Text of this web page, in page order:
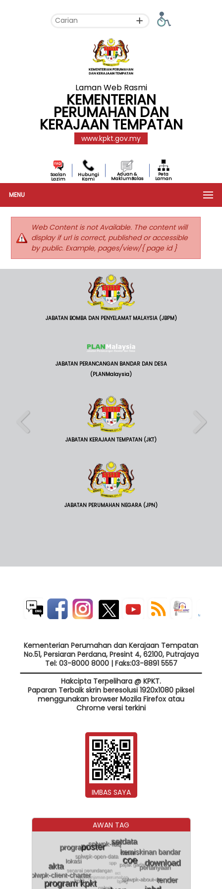
Laman Web Rasmi
KEMENTERIAN
PERUMAHAN DAN
KERAJAAN TEMPATAN
www.kpkt.gov.my
Soalan
Lazim
Hubungi
Kami
Aduan &
MaklumBalas
Peta
Laman
MENU
Web Content is not Available. The content will
display if url is correct, published or accessible
by public. Example, pages/view/{ page id }
JABATAN BOMBA DAN PENYELAMAT MALAYSIA (JBPM)
JABATAN PERANCANGAN BANDAR DAN DESA
(PLANMalaysia)
JABATAN KERAJAAN TEMPATAN (JKT)
JABATAN PERUMAHAN NEGARA (JPN)
Kementerian Perumahan dan Kerajaan Tempatan
No.51, Persiaran Perdana, Presint 4, 62100, Putrajaya
Tel: 03-8000 8000 | Faks:03-8891 5557
Hakcipta Terpelihara @ KPKT.
Paparan Terbaik skrin beresolusi 1920x1080 piksel
menggunakan browser Mozila Firefox atau
Chrome versi terkini
IMBAS SAYA
AWAN TAG